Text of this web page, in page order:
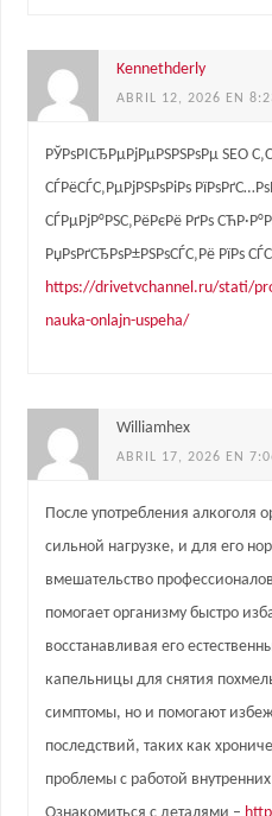
Kennethderly
ABRIL 12, 2026 EN
РЎРѕРІСЂРµРјРµРЅРЅРѕРµ SEO
СЃРёСЃС‚РµРјРЅРѕРіРѕ
СЃРµРјР°РЅС‚РёРєРё РґРѕ
РџРѕРґСЂРѕР±РЅРѕСЃС‚Рё РїРѕ
https://drivetvchannel.ru/stati/
nauka-onlajn-uspeha/
Williamhex
ABRIL 17, 2026 EN
После употребления алкоголя
сильной нагрузке, и для его
вмешательство
помогает организму быстро
восстанавливая его
капельницы для снятия
симптомы, но и помогают
последствий, таких как
проблемы с работой